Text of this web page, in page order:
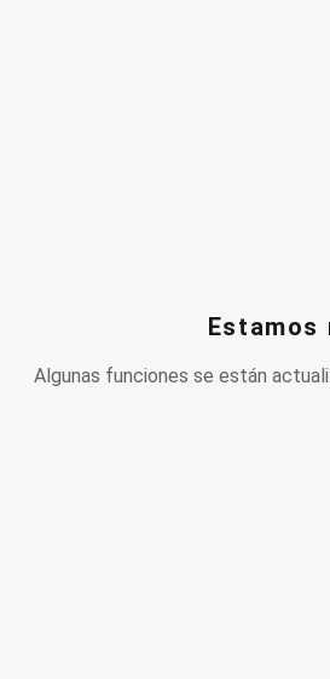
Estamos
Algunas funciones se están